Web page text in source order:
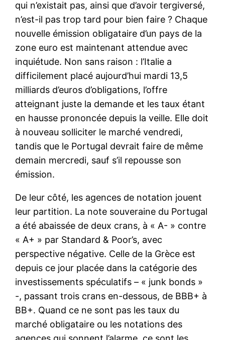
qui n’existait pas, ainsi que d’avoir tergiversé,
n’est-il pas trop tard pour bien faire ? Chaque
nouvelle émission obligataire d’un pays de la
zone euro est maintenant attendue avec
inquiétude. Non sans raison : l’Italie a
difficilement placé aujourd’hui mardi 13,5
milliards d’euros d’obligations, l’offre
atteignant juste la demande et les taux étant
en hausse prononcée depuis la veille. Elle doit
à nouveau solliciter le marché vendredi,
tandis que le Portugal devrait faire de même
demain mercredi, sauf s’il repousse son
émission.
De leur côté, les agences de notation jouent
leur partition. La note souveraine du Portugal
a été abaissée de deux crans, à « A- » contre
« A+ » par Standard & Poor’s, avec
perspective négative. Celle de la Grèce est
depuis ce jour placée dans la catégorie des
investissements spéculatifs – « junk bonds »
-, passant trois crans en-dessous, de BBB+ à
BB+. Quand ce ne sont pas les taux du
marché obligataire ou les notations des